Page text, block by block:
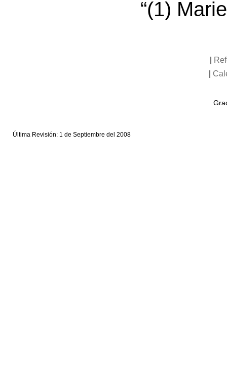
“(1)
Última Revisión: 1 de Septiembre del 2008